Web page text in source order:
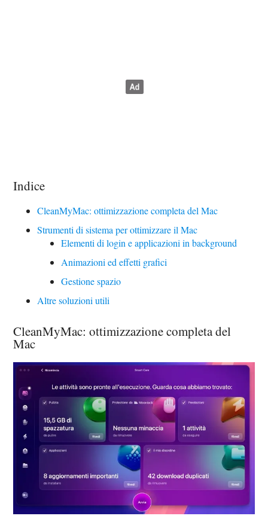
Indice
CleanMyMac: ottimizzazione completa del Mac
Strumenti di sistema per ottimizzare il Mac
Elementi di login e applicazioni in background
Animazioni ed effetti grafici
Gestione spazio
Altre soluzioni utili
CleanMyMac: ottimizzazione completa del
Mac